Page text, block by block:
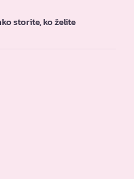
storite, ko želite